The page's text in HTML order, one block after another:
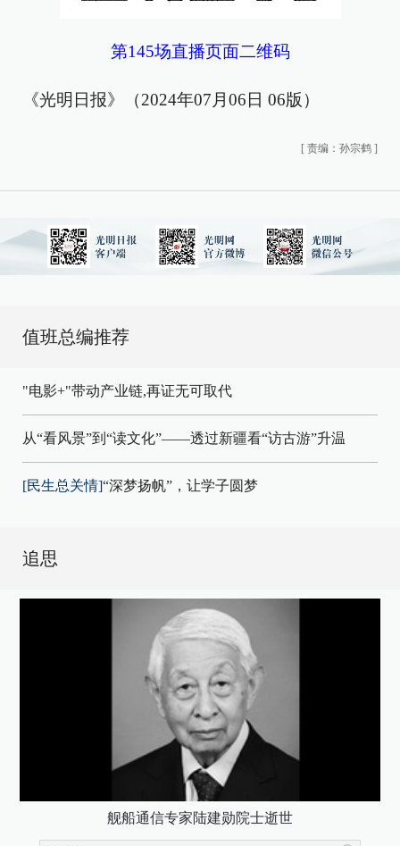
第145场直播页面二维码
《光明日报》（2024年07月06日 06版）
[ 责编：孙宗鹤 ]
值班总编推荐
"电影+"带动产业链,再证无可取代
从“看风景”到“读文化”——透过新疆看“访古游”升温
[民生总关情]“深梦扬帆”，让学子圆梦
追思
舰船通信专家陆建勋院士逝世